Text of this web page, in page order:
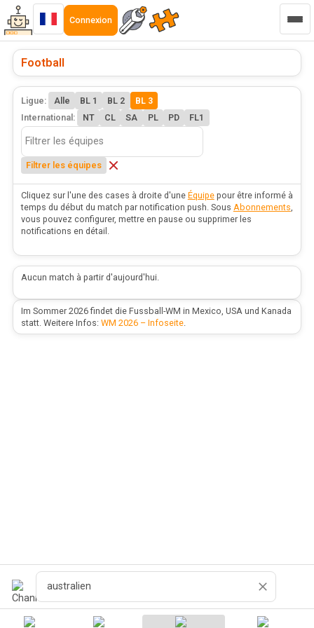
Connexion
Football
Ligue: Alle BL 1 BL 2
BL 3
International:
NT CL SA PL PD FL1
Filtrer les équipes
Cliquez sur l'une des cases à droite d'une Équipepour être informé à
temps du début du match par notification push. Sous Abonnements,
vous pouvez configurer, mettre en pause ou supprimer les
notifications en détail.
Aucun match à partir d'aujourd'hui.
Im Sommer 2026 findet die Fussball-WM in Mexico, USA und Kanada
statt. Weitere Infos: WM 2026 – Infoseite.
Recherche